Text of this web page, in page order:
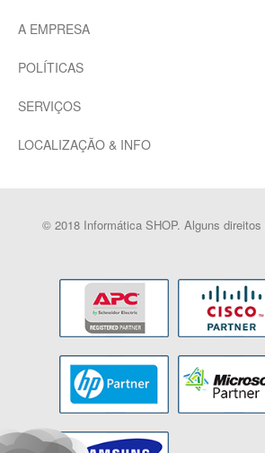
A EMPRESA
POLÍTICAS
SERVIÇOS
LOCALIZAÇÃO & INFO
© 2018 Informática SHOP. Alguns direitos